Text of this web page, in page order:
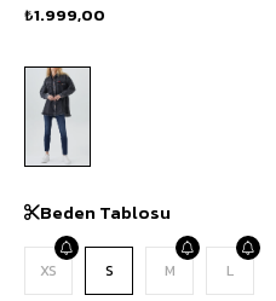
₺1.999,00
Beden Tablosu
XS S M L